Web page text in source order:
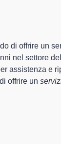
,
interventi di